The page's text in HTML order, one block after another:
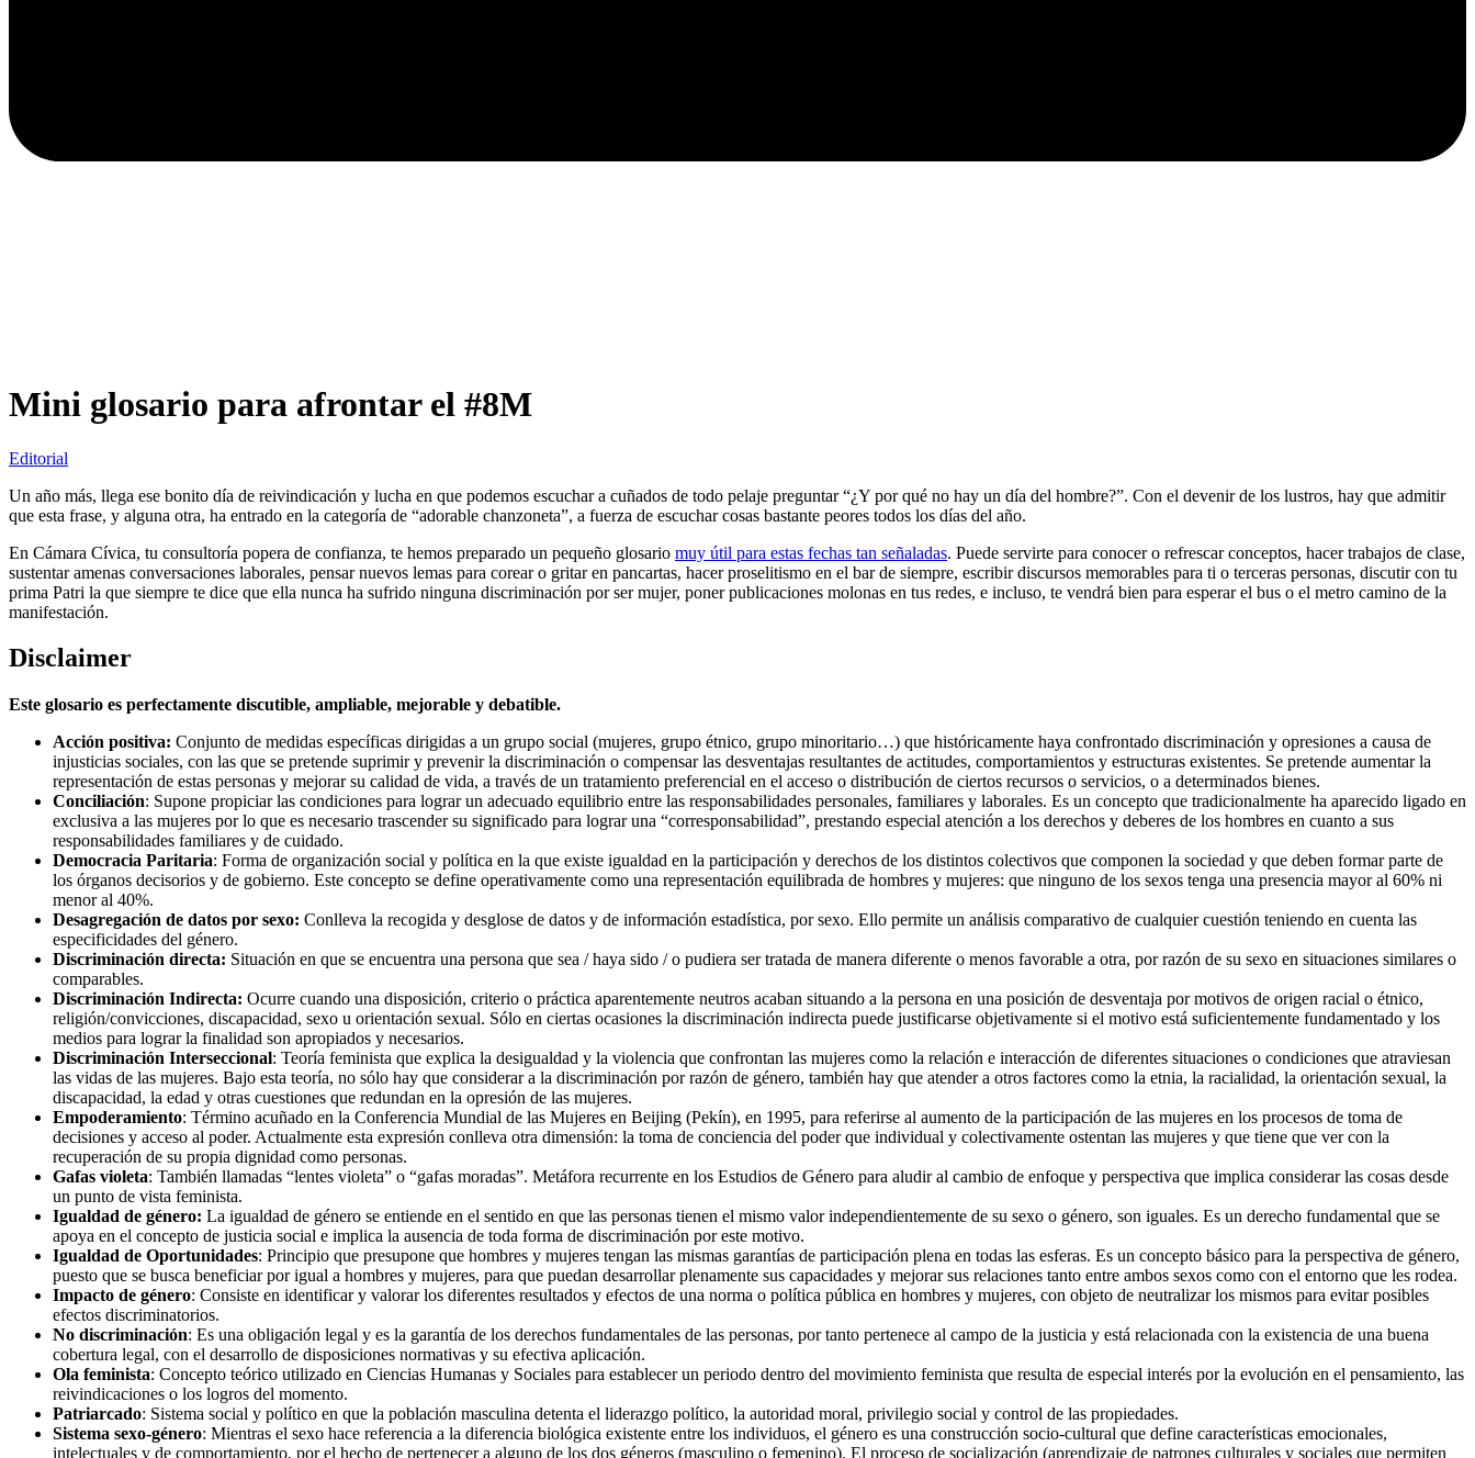
Mini glosario para afrontar el #8M
Editorial
Un año más, llega ese bonito día de reivindicación y lucha en que podemos escuchar a cuñados de todo pelaje preguntar “¿Y por qué no hay un día del hombre?”. Con el devenir de los lustros, hay que admitir
que esta frase, y alguna otra, ha entrado en la categoría de “adorable chanzoneta”, a fuerza de escuchar cosas bastante peores todos los días del año.
En Cámara Cívica, tu consultoría popera de confianza, te hemos preparado un pequeño glosario muy útil para estas fechas tan señaladas. Puede servirte para conocer o refrescar conceptos, hacer trabajos de clase,
sustentar amenas conversaciones laborales, pensar nuevos lemas para corear o gritar en pancartas, hacer proselitismo en el bar de siempre, escribir discursos memorables para ti o terceras personas, discutir con tu
prima Patri la que siempre te dice que ella nunca ha sufrido ninguna discriminación por ser mujer, poner publicaciones molonas en tus redes, e incluso, te vendrá bien para esperar el bus o el metro camino de la
manifestación.
Disclaimer
Este glosario es perfectamente discutible, ampliable, mejorable y debatible.
Acción positiva: Conjunto de medidas específicas dirigidas a un grupo social (mujeres, grupo étnico, grupo minoritario…) que históricamente haya confrontado discriminación y opresiones a causa de
injusticias sociales, con las que se pretende suprimir y prevenir la discriminación o compensar las desventajas resultantes de actitudes, comportamientos y estructuras existentes. Se pretende aumentar la
representación de estas personas y mejorar su calidad de vida, a través de un tratamiento preferencial en el acceso o distribución de ciertos recursos o servicios, o a determinados bienes.
Conciliación: Supone propiciar las condiciones para lograr un adecuado equilibrio entre las responsabilidades personales, familiares y laborales. Es un concepto que tradicionalmente ha aparecido ligado en
exclusiva a las mujeres por lo que es necesario trascender su significado para lograr una “corresponsabilidad”, prestando especial atención a los derechos y deberes de los hombres en cuanto a sus
responsabilidades familiares y de cuidado.
Democracia Paritaria: Forma de organización social y política en la que existe igualdad en la participación y derechos de los distintos colectivos que componen la sociedad y que deben formar parte de
los órganos decisorios y de gobierno. Este concepto se define operativamente como una representación equilibrada de hombres y mujeres: que ninguno de los sexos tenga una presencia mayor al 60% ni
menor al 40%.
Desagregación de datos por sexo: Conlleva la recogida y desglose de datos y de información estadística, por sexo. Ello permite un análisis comparativo de cualquier cuestión teniendo en cuenta las
especificidades del género.
Discriminación directa: Situación en que se encuentra una persona que sea / haya sido / o pudiera ser tratada de manera diferente o menos favorable a otra, por razón de su sexo en situaciones similares o
comparables.
Discriminación Indirecta: Ocurre cuando una disposición, criterio o práctica aparentemente neutros acaban situando a la persona en una posición de desventaja por motivos de origen racial o étnico,
religión/convicciones, discapacidad, sexo u orientación sexual. Sólo en ciertas ocasiones la discriminación indirecta puede justificarse objetivamente si el motivo está suficientemente fundamentado y los
medios para lograr la finalidad son apropiados y necesarios.
Discriminación Interseccional: Teoría feminista que explica la desigualdad y la violencia que confrontan las mujeres como la relación e interacción de diferentes situaciones o condiciones que atraviesan
las vidas de las mujeres. Bajo esta teoría, no sólo hay que considerar a la discriminación por razón de género, también hay que atender a otros factores como la etnia, la racialidad, la orientación sexual, la
discapacidad, la edad y otras cuestiones que redundan en la opresión de las mujeres.
Empoderamiento: Término acuñado en la Conferencia Mundial de las Mujeres en Beijing (Pekín), en 1995, para referirse al aumento de la participación de las mujeres en los procesos de toma de
decisiones y acceso al poder. Actualmente esta expresión conlleva otra dimensión: la toma de conciencia del poder que individual y colectivamente ostentan las mujeres y que tiene que ver con la
recuperación de su propia dignidad como personas.
Gafas violeta: También llamadas “lentes violeta” o “gafas moradas”. Metáfora recurrente en los Estudios de Género para aludir al cambio de enfoque y perspectiva que implica considerar las cosas desde
un punto de vista feminista.
Igualdad de género: La igualdad de género se entiende en el sentido en que las personas tienen el mismo valor independientemente de su sexo o género, son iguales. Es un derecho fundamental que se
apoya en el concepto de justicia social e implica la ausencia de toda forma de discriminación por este motivo.
Igualdad de Oportunidades: Principio que presupone que hombres y mujeres tengan las mismas garantías de participación plena en todas las esferas. Es un concepto básico para la perspectiva de género,
puesto que se busca beneficiar por igual a hombres y mujeres, para que puedan desarrollar plenamente sus capacidades y mejorar sus relaciones tanto entre ambos sexos como con el entorno que les rodea.
Impacto de género: Consiste en identificar y valorar los diferentes resultados y efectos de una norma o política pública en hombres y mujeres, con objeto de neutralizar los mismos para evitar posibles
efectos discriminatorios.
No discriminación: Es una obligación legal y es la garantía de los derechos fundamentales de las personas, por tanto pertenece al campo de la justicia y está relacionada con la existencia de una buena
cobertura legal, con el desarrollo de disposiciones normativas y su efectiva aplicación.
Ola feminista: Concepto teórico utilizado en Ciencias Humanas y Sociales para establecer un periodo dentro del movimiento feminista que resulta de especial interés por la evolución en el pensamiento, las
reivindicaciones o los logros del momento.
Patriarcado: Sistema social y político en que la población masculina detenta el liderazgo político, la autoridad moral, privilegio social y control de las propiedades.
Sistema sexo-género: Mientras el sexo hace referencia a la diferencia biológica existente entre los individuos, el género es una construcción socio-cultural que define características emocionales,
intelectuales y de comportamiento, por el hecho de pertenecer a alguno de los dos géneros (masculino o femenino). El proceso de socialización (aprendizaje de patrones culturales y sociales que permiten